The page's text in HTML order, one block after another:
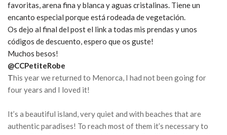
favoritas, arena fina y blanca y aguas cristalinas. Tiene un
encanto especial porque está rodeada de vegetación.
Os dejo al final del post el link a todas mis prendas y unos
códigos de descuento, espero que os guste!
Muchos besos!
@CCPetiteRobe
This year we returned to Menorca, I had not been going for
four years and I loved it!
It’s a beautiful island, very quiet and with beaches that are
authentic paradises! To reach most of them it’s necessary to